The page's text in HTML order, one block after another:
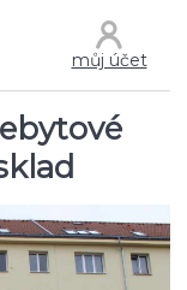
můj účet